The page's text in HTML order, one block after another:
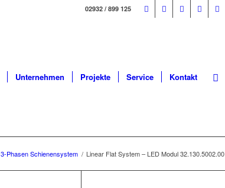
02932 / 899 125
Unternehmen Projekte Service Kontakt
3-Phasen Schienensystem / Linear Flat System – LED Modul 32.130.5002.00